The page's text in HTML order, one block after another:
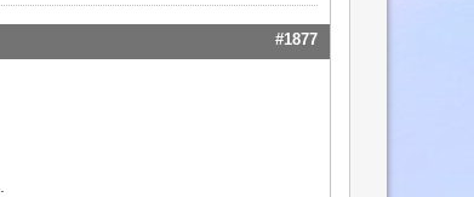
#1877